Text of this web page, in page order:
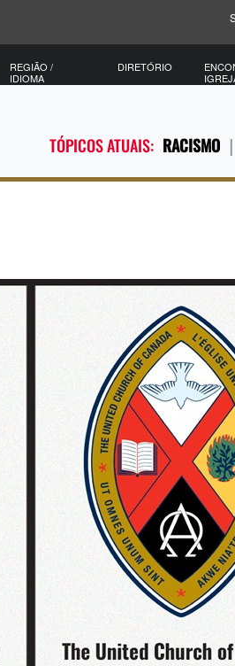
TÓPICOS ATUAIS: RACISMO
REGIÃO /
IDIOMA
DIRETÓRIO